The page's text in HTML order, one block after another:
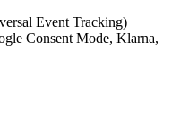
Event Tracking)
Consent Mode, Klarna,